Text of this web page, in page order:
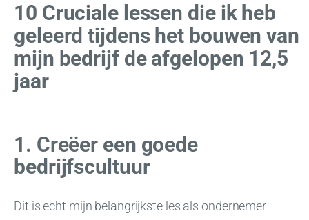
10 Cruciale lessen die ik heb
geleerd tijdens het bouwen van
mijn bedrijf de afgelopen 12,5
jaar
1. Creëer een goede
bedrijfscultuur
Dit is echt mijn belangrijkste les als ondernemer